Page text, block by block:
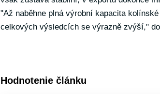
"Až naběhne plná výrobní kapacita
celkových výsledcích se výrazně zvýší,"
Hodnotenie článku